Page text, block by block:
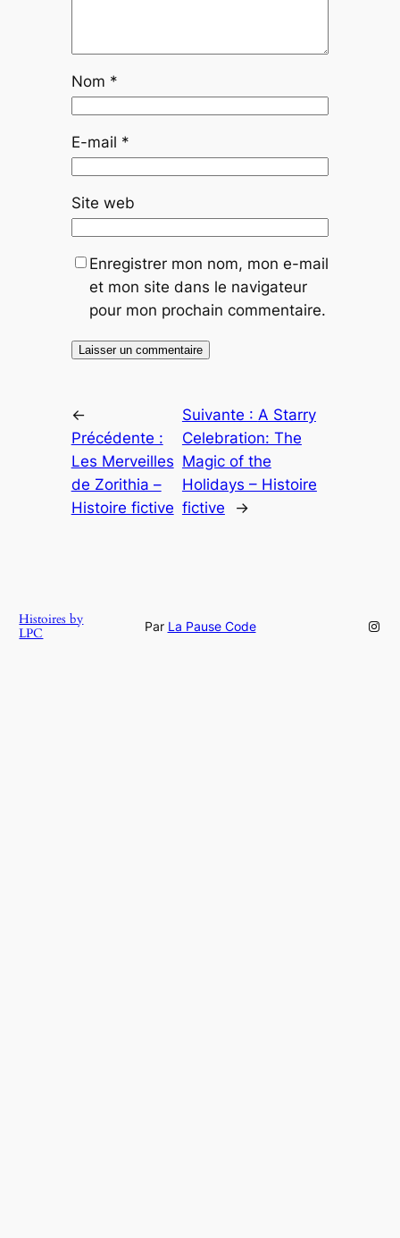
Nom *
E-mail *
Site web
Enregistrer mon nom, mon e-mail
et mon site dans le navigateur
pour mon prochain commentaire.
←
Précédente :
Les Merveilles
de Zorithia –
Histoire fictive
Suivante : A Starry
Celebration: The
Magic of the
Holidays – Histoire
fictive
→
Histoires by
LPC
Par La Pause Code